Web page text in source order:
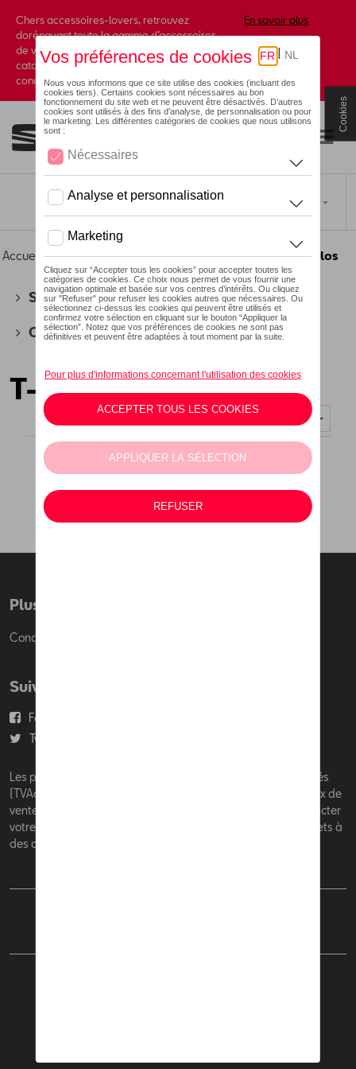
Chers accessoires-lovers, retrouvez
dorénavant toute la gamme d’accessoires
de votre marque préférée sous forme de
catalogue à commander auprès de votre
concessionaire.
En savoir plus
Accueil >Pour vous >Textile >Hommes > T-shirts et polos
SEAT(178)
CUPRA(201)
T-shirts et polos
Plus d'informations
Conditions de vente
Suivez nous
Facebook
Twitter
Les prix affichés sur le présent site sont des prix recommandés
(TVAc), hors éventuels frais de montage. Pour connaitre le prix de
vente actuel et les éventuels frais de montage, veuillez contacter
votre concessionnaire/agent. Les prix recommandés sont sujets à
des changements sans préavis.
Cookies